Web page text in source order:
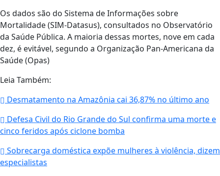
Os dados são do Sistema de Informações sobre
Mortalidade (SIM-Datasus), consultados no Observatório
da Saúde Pública. A maioria dessas mortes, nove em cada
dez, é evitável, segundo a Organização Pan-Americana da
Saúde (Opas)
Leia Também:
Desmatamento na Amazônia cai 36,87% no último ano
Defesa Civil do Rio Grande do Sul confirma uma morte e
cinco feridos após ciclone bomba
Sobrecarga doméstica expõe mulheres à violência, dizem
especialistas